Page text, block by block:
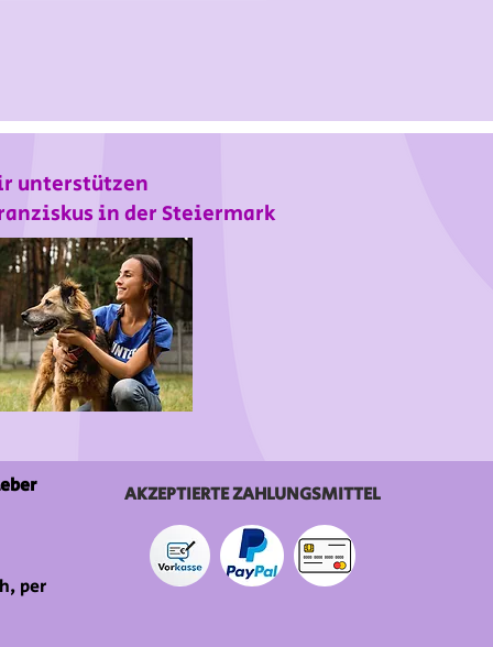
unterstützen
in der Steiermark
per
AKZEPTIERTE ZAHLUNGSMITTEL